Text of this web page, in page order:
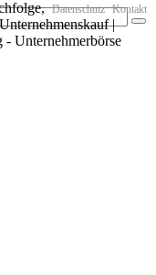
Datenschutz Kontakt